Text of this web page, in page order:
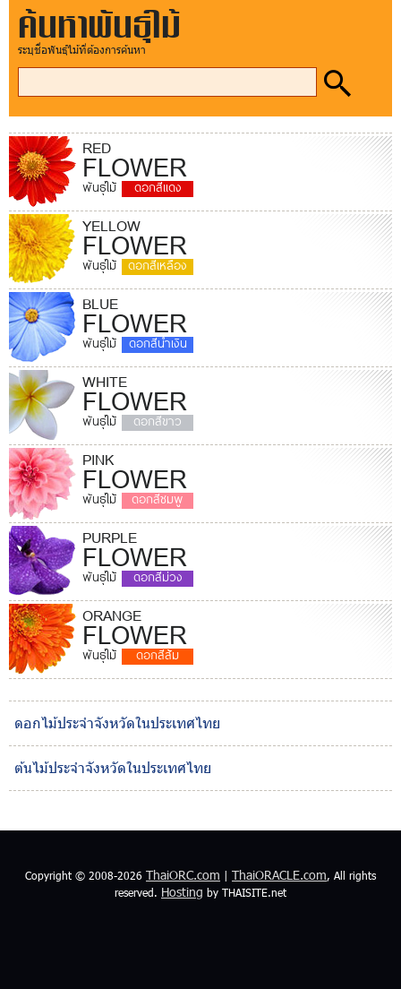
ค้นหาพันธุ์ไม้
ระบุชื่อพันธุ์ไม้ที่ต้องการค้นหา
RED
FLOWER
พันธุ์ไม้ ดอกสีแดง
YELLOW
FLOWER
พันธุ์ไม้ ดอกสีเหลือง
BLUE
FLOWER
พันธุ์ไม้ ดอกสีน้ำเงิน
WHITE
FLOWER
พันธุ์ไม้ ดอกสีขาว
PINK
FLOWER
พันธุ์ไม้ ดอกสีชมพู
PURPLE
FLOWER
พันธุ์ไม้ ดอกสีม่วง
ORANGE
FLOWER
พันธุ์ไม้ ดอกสีส้ม
ดอกไม้ประจำจังหวัดในประเทศไทย
ต้นไม้ประจำจังหวัดในประเทศไทย
Copyright © 2008-2026 ThaiORC.com | ThaiORACLE.com, All rights
reserved. Hosting by THAISITE.net